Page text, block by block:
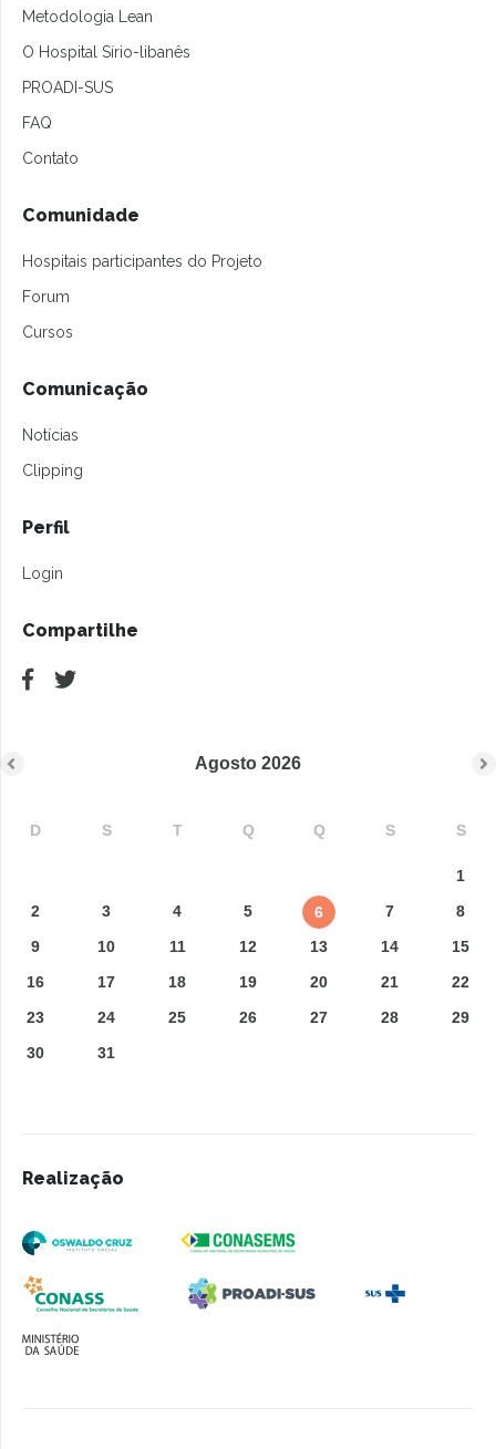
Metodologia Lean
O Hospital Sírio-libanês
PROADI-SUS
FAQ
Contato
Comunidade
Hospitais participantes do Projeto
Forum
Cursos
Comunicação
Notícias
Clipping
Perfil
Login
Compartilhe
Agosto 2026
D S T Q Q S S
1
2
3 4 5 6 7
8
9
10 11 12 13 14
15
16
17 18 19 20 21
22
23
24 25 26 27 28
29
30
31
Realização